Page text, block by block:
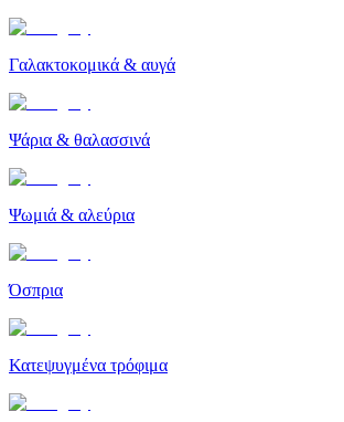
Γαλακτοκομικά & αυγά
Ψάρια & θαλασσινά
Ψωμιά & αλεύρια
Όσπρια
Κατεψυγμένα τρόφιμα